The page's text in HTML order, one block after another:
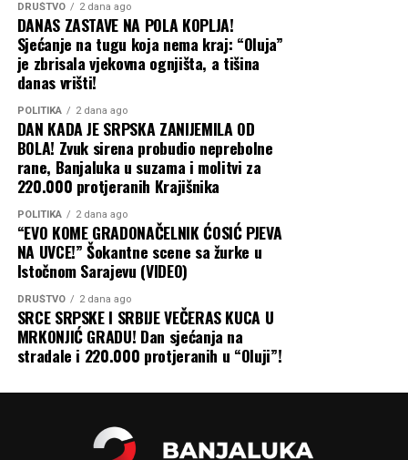
DRUŠTVO 2 dana ago
DANAS ZASTAVE NA POLA KOPLJA!
Sjećanje na tugu koja nema kraj: “Oluja”
je zbrisala vjekovna ognjišta, a tišina
danas vrišti!
POLITIKA 2 dana ago
DAN KADA JE SRPSKA ZANIJEMILA OD
BOLA! Zvuk sirena probudio neprebolne
rane, Banjaluka u suzama i molitvi za
220.000 protjeranih Krajišnika
POLITIKA 2 dana ago
“EVO KOME GRADONAČELNIK ĆOSIĆ PJEVA
NA UVCE!” Šokantne scene sa žurke u
Istočnom Sarajevu (VIDEO)
DRUŠTVO 2 dana ago
SRCE SRPSKE I SRBIJE VEČERAS KUCA U
MRKONJIĆ GRADU! Dan sjećanja na
stradale i 220.000 protjeranih u “Oluji”!